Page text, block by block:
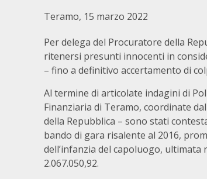
Teramo, 15 marzo 2022
Per delega del Procuratore della
ritenersi presunti innocenti in
– fino a definitivo accertamento di
Al termine di articolate indagini di
Finanziaria di Teramo, coordinate
della Repubblica – sono stati
bando di gara risalente al 2016,
dell’infanzia del capoluogo,
2.067.050,92.